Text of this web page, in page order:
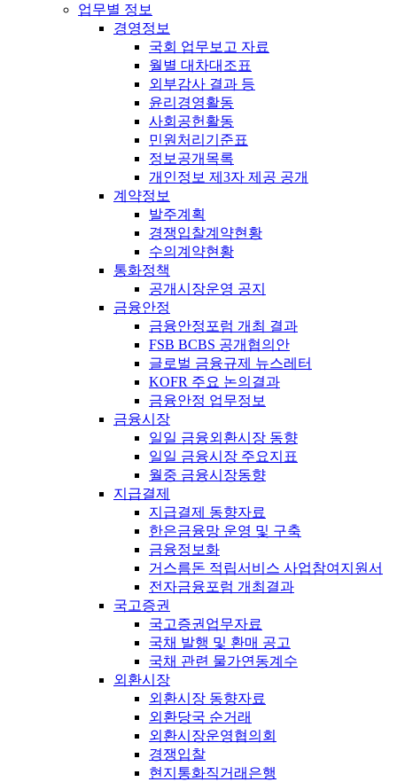
업무별 정보
경영정보
국회 업무보고 자료
월별 대차대조표
외부감사 결과 등
윤리경영활동
사회공헌활동
민원처리기준표
정보공개목록
개인정보 제3자 제공 공개
계약정보
발주계획
경쟁입찰계약현황
수의계약현황
통화정책
공개시장운영 공지
금융안정
금융안정포럼 개최 결과
FSB BCBS 공개협의안
글로벌 금융규제 뉴스레터
KOFR 주요 논의결과
금융안정 업무정보
금융시장
일일 금융외환시장 동향
일일 금융시장 주요지표
월중 금융시장동향
지급결제
지급결제 동향자료
한은금융망 운영 및 구축
금융정보화
거스름돈 적립서비스 사업참여지원서
전자금융포럼 개최결과
국고증권
국고증권업무자료
국채 발행 및 환매 공고
국채 관련 물가연동계수
외환시장
외환시장 동향자료
외환당국 순거래
외환시장운영협의회
경쟁입찰
현지통화직거래은행